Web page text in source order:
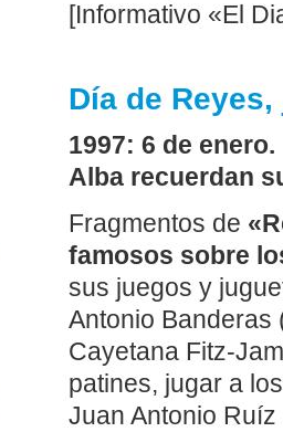
[Informativo «El
Día de
1997: 6 de
Alba recuerdan
Fragmentos de
famosos sobre
sus juegos y
Antonio Banderas
Cayetana Fitz-
patines, jugar a
Juan Antonio